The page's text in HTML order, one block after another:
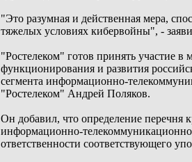
"Это разумная и действенная мера,
тяжелых условиях кибервойны", -
"Ростелеком" готов принять участие в
функционирования и развития
сегмента информационно-
"Ростелеком" Андрей Поляков.
Он добавил, что определение перечня
информационно-
ответственности соответствующего